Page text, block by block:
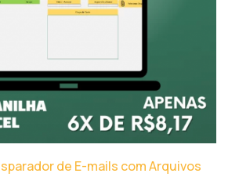
de E-mails com Arquivos